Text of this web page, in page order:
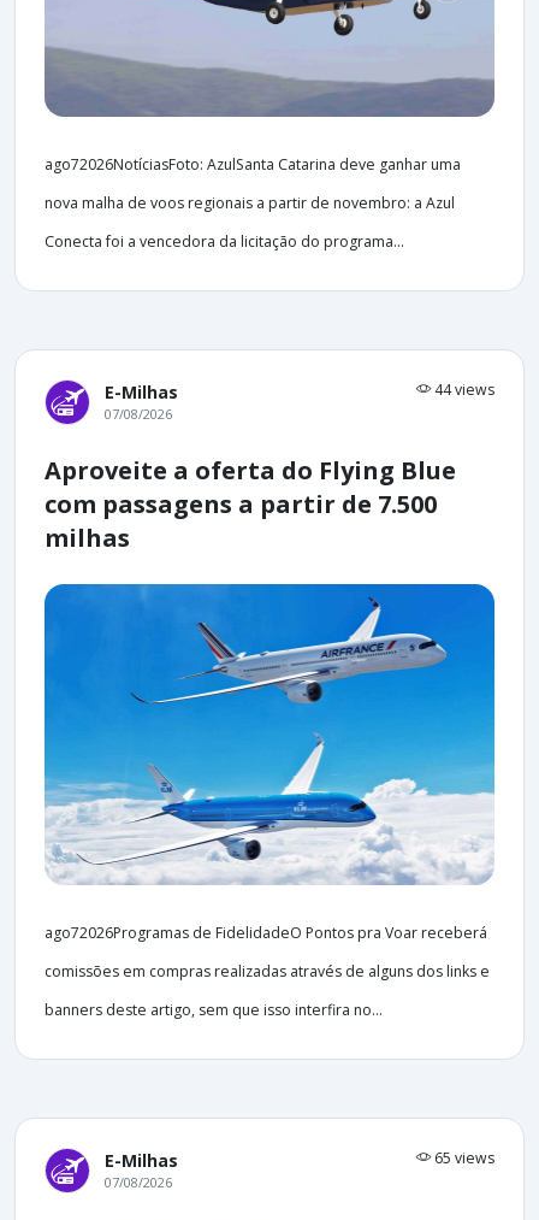
ago72026NotíciasFoto: AzulSanta Catarina deve ganhar uma
nova malha de voos regionais a partir de novembro: a Azul
Conecta foi a vencedora da licitação do programa...
E-Milhas 44 views
07/08/2026
Aproveite a oferta do Flying Blue
com passagens a partir de 7.500
milhas
ago72026Programas de FidelidadeO Pontos pra Voar receberá
comissões em compras realizadas através de alguns dos links e
banners deste artigo, sem que isso interfira no...
E-Milhas 65 views
07/08/2026